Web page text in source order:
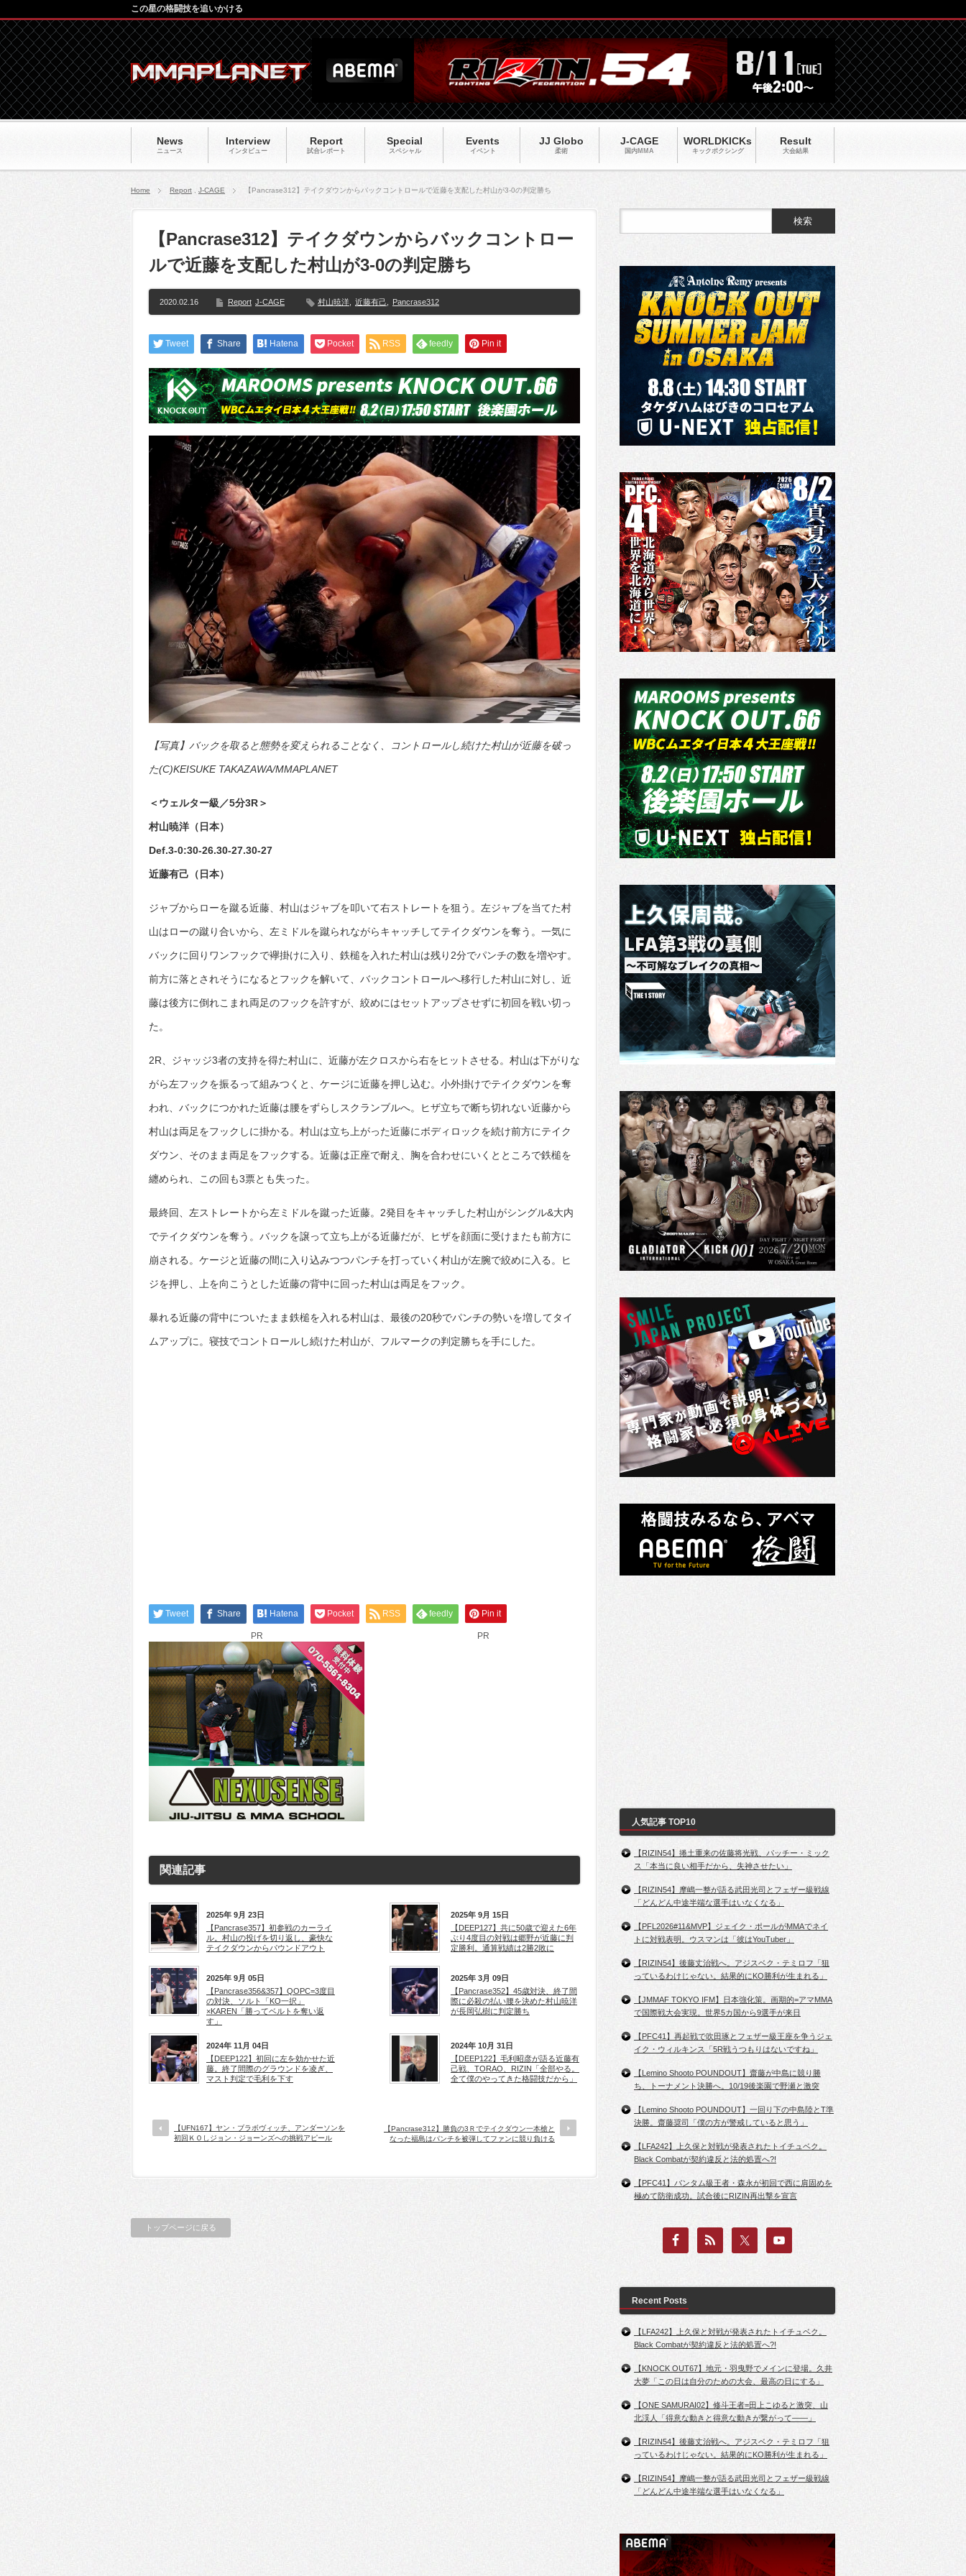
News
ニュース
Interview
インタビュー
Report
試合レポート
Special
スペシャル
Events
イベント
JJ Globo
柔術
J-CAGE
国内MMA
WORLDKICKs
キックポクシング
Result
大会結果
この星の格闘技を追いかける
Home Report J-CAGE 【Pancrase312】テイクダウンからバックコントロールで近藤を支配した村山が3-0の判定勝ち
【Pancrase312】テイクダウンからバックコントロー
ルで近藤を支配した村山が3-0の判定勝ち
2020.02.16 Report J-CAGE 村山暁洋 近藤有己 Pancrase312
Tweet Share Hatena Pocket RSS feedly Pin it
【写真】バックを取ると態勢を変えられることなく、コントロールし続けた村山が近藤を破っ
た(C)KEISUKE TAKAZAWA/MMAPLANET
＜ウェルター級／5分3R＞
村山暁洋（日本）
Def.3-0:30-26.30-27.30-27
近藤有己（日本）
ジャブからローを蹴る近藤、村山はジャブを叩いて右ストレートを狙う。左ジャブを当てた村
山はローの蹴り合いから、左ミドルを蹴られながらキャッチしてテイクダウンを奪う。一気に
バックに回りワンフックで襷掛けに入り、鉄槌を入れた村山は残り2分でパンチの数を増やす。
前方に落とされそうになるとフックを解いて、バックコントロールへ移行した村山に対し、近
藤は後方に倒れこまれ両足のフックを許すが、絞めにはセットアップさせずに初回を戦い切っ
た。
2R、ジャッジ3者の支持を得た村山に、近藤が左クロスから右をヒットさせる。村山は下がりな
がら左フックを振るって組みつくと、ケージに近藤を押し込む。小外掛けでテイクダウンを奪
われ、バックにつかれた近藤は腰をずらしスクランブルへ。ヒザ立ちで断ち切れない近藤から
村山は両足をフックしに掛かる。村山は立ち上がった近藤にボディロックを続け前方にテイク
ダウン、そのまま両足をフックする。近藤は正座で耐え、胸を合わせにいくとところで鉄槌を
纏められ、この回も3票とも失った。
最終回、左ストレートから左ミドルを蹴った近藤。2発目をキャッチした村山がシングル&大内
でテイクダウンを奪う。バックを譲って立ち上がる近藤だが、ヒザを顔面に受けまたも前方に
崩される。ケージと近藤の間に入り込みつつパンチを打っていく村山が左腕で絞めに入る。ヒ
ジを押し、上を向こうとした近藤の背中に回った村山は両足をフック。
暴れる近藤の背中についたまま鉄槌を入れる村山は、最後の20秒でパンチの勢いを増してタイ
ムアップに。寝技でコントロールし続けた村山が、フルマークの判定勝ちを手にした。
Tweet Share Hatena Pocket RSS feedly Pin it
PR PR
関連記事
2025年 9月 23日
【Pancrase357】初参戦のカーライ
ル。村山の投げを切り返し、豪快な
テイクダウンからパウンドアウト
2025年 9月 15日
【DEEP127】共に50歳で迎えた6年
ぶり4度目の対戦は郷野が近藤に判
定勝利。通算戦績は2勝2敗に
2025年 9月 05日
【Pancrase356&357】QOPC=3度目
の対決、ソルト「KO一択」
×KAREN「勝ってベルトを奪い返
す」
2025年 3月 09日
【Pancrase352】45歳対決、終了間
際に必殺の払い腰を決めた村山暁洋
が長岡弘樹に判定勝ち
2024年 11月 04日
【DEEP122】初回に左を効かせた近
藤。終了間際のグラウンドを凌ぎ、
マスト判定で毛利を下す
2024年 10月 31日
【DEEP122】毛利昭彦が語る近藤有
己戦、TORAO、RIZIN「全部やる。
全て僕のやってきた格闘技だから」
【UFN167】ヤン・ブラボヴィッチ、アンダーソンを
初回ＫＯしジョン・ジョーンズへの挑戦アピール
【Pancrase312】勝負の3Ｒでテイクダウン一本槍と
なった福島はパンチを被弾してファンに競り負ける
トップページに戻る
人気記事 TOP10
【RIZIN54】捲土重来の佐藤将光戦、パッチー・ミック
ス「本当に良い相手だから、失神させたい」
【RIZIN54】摩嶋一整が語る武田光司とフェザー級戦線
「どんどん中途半端な選手はいなくなる」
【PFL2026#11&MVP】ジェイク・ポールがMMAでネイ
トに対戦表明。ウスマンは「彼はYouTuber」
【RIZIN54】後藤丈治戦へ。アジスベク・テミロフ「狙
っているわけじゃない。結果的にKO勝利が生まれる」
【JMMAF TOKYO IFM】日本強化策。画期的=アマMMA
で国際戦大会実現。世界5カ国から9選手が来日
【PFC41】再起戦で吹田琢とフェザー級王座を争うジェ
イク・ウィルキンス「5R戦うつもりはないですね」
【Lemino Shooto POUNDOUT】齋藤が中島に競り勝
ち、トーナメント決勝へ。10/19後楽園で野瀬と激突
【Lemino Shooto POUNDOUT】一回り下の中島陸とT準
決勝。齋藤奨司「僕の方が警戒していると思う」
【LFA242】上久保と対戦が発表されたトイチュベク。
Black Combatが契約違反と法的処置へ?!
【PFC41】バンタム級王者・森永が初回で西に肩固めを
極めて防衛成功。試合後にRIZIN再出撃を宣言
Recent Posts
【LFA242】上久保と対戦が発表されたトイチュベク。
Black Combatが契約違反と法的処置へ?!
【KNOCK OUT67】地元・羽曳野でメインに登場。久井
大夢「この日は自分のための大会、最高の日にする」
【ONE SAMURAI02】修斗王者=田上こゆると激突、山
北渓人「得意な動きと得意な動きが繋がって――」
【RIZIN54】後藤丈治戦へ。アジスベク・テミロフ「狙
っているわけじゃない。結果的にKO勝利が生まれる」
【RIZIN54】摩嶋一整が語る武田光司とフェザー級戦線
「どんどん中途半端な選手はいなくなる」